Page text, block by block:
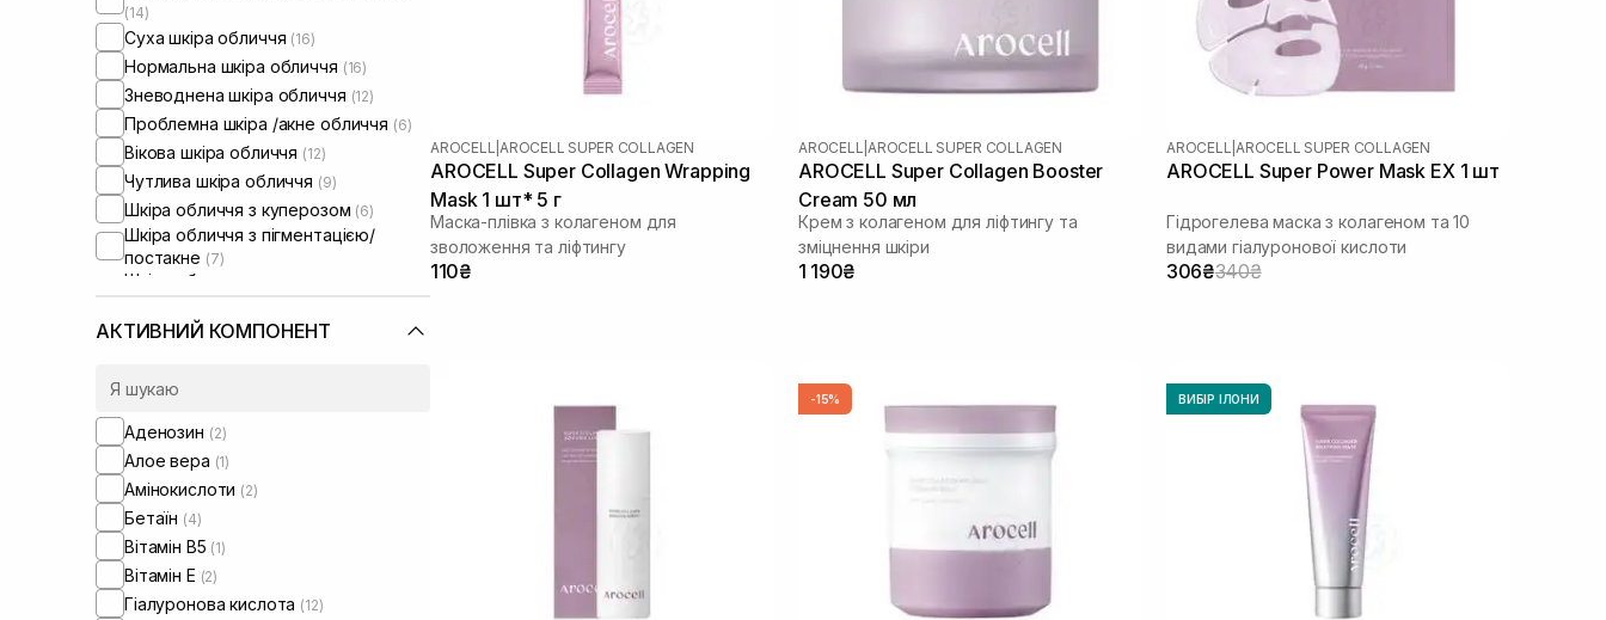
(14)
Суха шкіра обличчя (16)
Нормальна шкіра обличчя (16)
Зневоднена шкіра обличчя (12)
Проблемна шкіра /акне обличчя (6)
Вікова шкіра обличчя (12)
Чутлива шкіра обличчя (9)
Шкіра обличчя з куперозом (6)
Шкіра обличчя з пігментацією/
постакне (7)
Шкіра обличчя з розширеними
порами
Шкіра обличчя з порушеним
мікробіомом
обличчя(1)
АКТИВНИЙ КОМПОНЕНТ
Аденозин (2)
Алое вера (1)
Амінокислоти (2)
Бетаїн (4)
Вітамін B5 (1)
Вітамін Е (2)
Гіалуронова кислота (12)
AROCELL AROCELL SUPER COLLAGEN
AROCELL Super Collagen Wrapping
Mask 1 шт* 5 г
Маска-плівка з колагеном для
зволоження та ліфтингу
110₴
AROCELL AROCELL SUPER COLLAGEN
AROCELL Super Collagen Booster
Cream 50 мл
Крем з колагеном для ліфтингу та
зміцнення шкіри
1 190₴
AROCELL AROCELL SUPER COLLAGEN
AROCELL Super Power Mask EX 1 шт
Гідрогелева маска з колагеном та 10
видами гіалуронової кислоти
306₴340₴
-15% ВИБІР ІЛОНИ